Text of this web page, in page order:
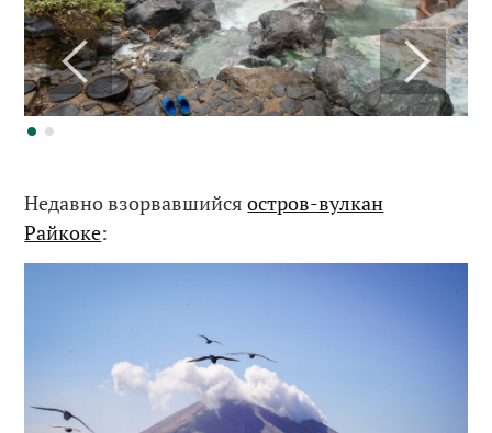
Недавно взорвавшийсяостров-вулкан
Райкоке: